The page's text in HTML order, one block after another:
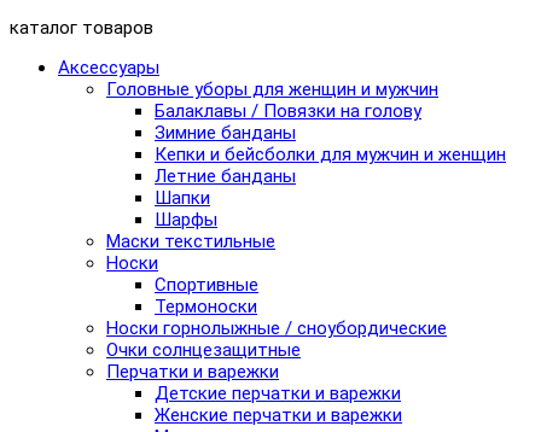
каталог товаров
Аксессуары
Головные уборы для женщин и мужчин
Балаклавы / Повязки на голову
Зимние банданы
Кепки и бейсболки для мужчин и женщин
Летние банданы
Шапки
Шарфы
Маски текстильные
Носки
Спортивные
Термоноски
Носки горнолыжные / сноубордические
Очки солнцезащитные
Перчатки и варежки
Детские перчатки и варежки
Женские перчатки и варежки